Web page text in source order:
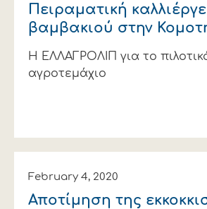
Πειραματική
βαμβακιού στην
Η ΕΛΛΑΓΡΟΛΙΠ για το
αγροτεμάχιο
February 4, 2020
Αποτίμηση της